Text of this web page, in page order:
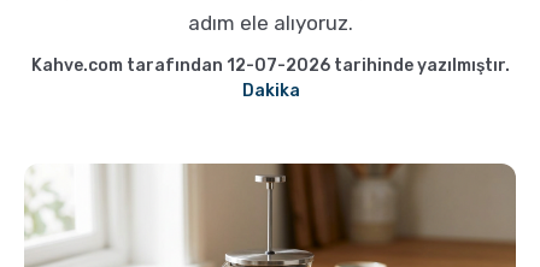
Pratik Filtre Kahve
Kafeinsiz Kahveler
Moka Pot
Aeropress
adım ele alıyoruz.
Kahve.com tarafından 12-07-2026 tarihinde yazılmıştır.
Dakika